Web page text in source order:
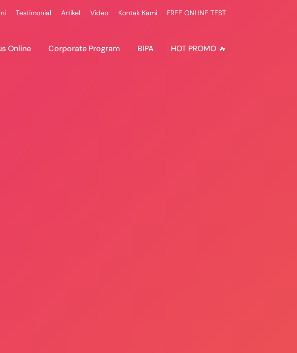
Testimonial Artikel Video Kontak Kami FREE ONLINE TEST
Online Corporate Program BIPA HOT PROMO 🔥